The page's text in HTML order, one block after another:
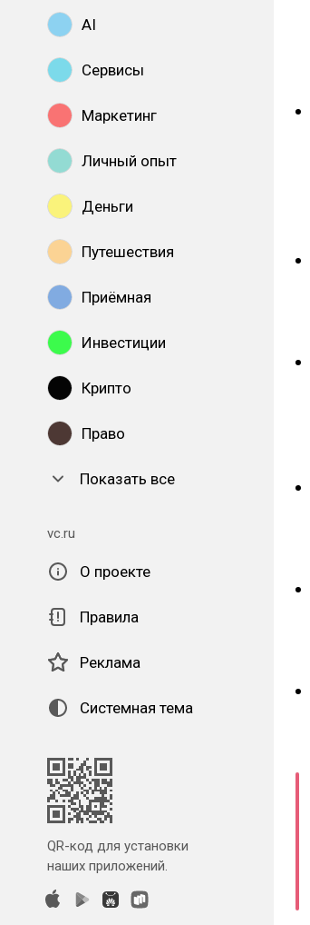
AI
Сервисы
Маркетинг
Личный опыт
Деньги
Путешествия
Приёмная
Инвестиции
Крипто
Право
Показать все
vc.ru
О проекте
Правила
Реклама
Системная тема
QR-код для установки
наших приложений.